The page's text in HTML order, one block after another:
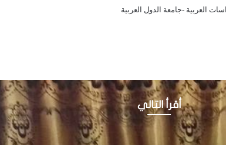
العربية -جامعة الدول العربية
أقرأ التالي